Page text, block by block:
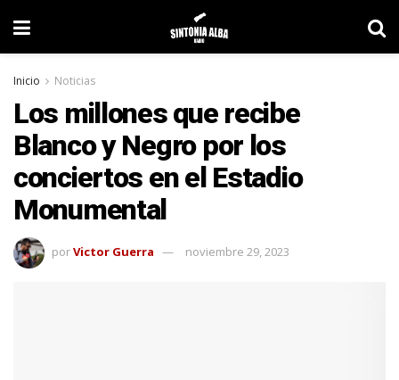
Inicio Noticias
Los millones que recibe
Blanco y Negro por los
conciertos en el Estadio
Monumental
porVictor Guerra noviembre 29, 2023